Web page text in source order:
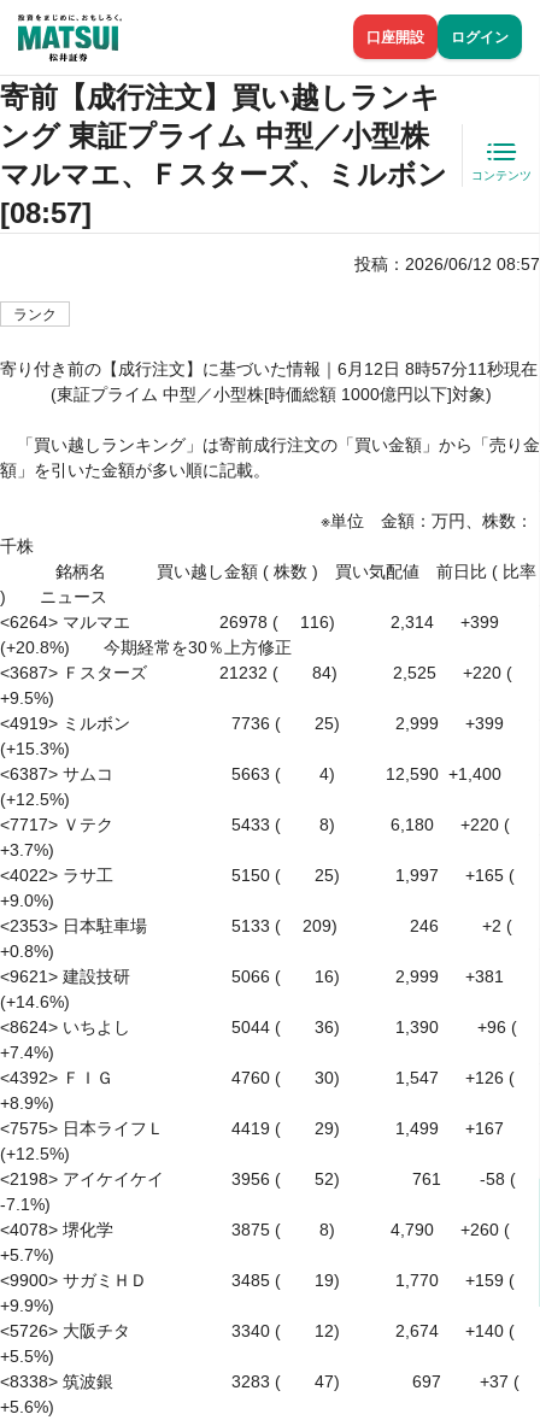
口座開設 ログイン
寄前【成行注文】買い越しランキ
ング 東証プライム 中型／小型株
マルマエ、Ｆスターズ、ミルボン
[08:57]
コンテンツ
投稿： 2026/06/12 08:57
ランク
寄り付き前の【成行注文】に基づいた情報｜6月12日 8時57分11秒現在
(東証プライム 中型／小型株[時価総額 1000億円以下]対象)
「買い越しランキング」は寄前成行注文の「買い金額」から「売り金
額」を引いた金額が多い順に記載。
※単位　金額：万円、株数：
千株
銘柄名　　　買い越し金額 ( 株数 )　買い気配値　前日比 ( 比率
)　　ニュース
<6264> マルマエ　　　　　 26978 (　 116)　　　 2,314 　 +399
(+20.8%)　　今期経常を30％上方修正
<3687> Ｆスターズ　　　　 21232 (　　84)　　　 2,525 　 +220 (
+9.5%)
<4919> ミルボン　　　　　　7736 (　　25)　　　 2,999 　 +399
(+15.3%)
<6387> サムコ　　　　　　　5663 (　　 4)　　　12,590  +1,400
(+12.5%)
<7717> Ｖテク　　　　　　　5433 (　　 8)　　　 6,180 　 +220 (
+3.7%)
<4022> ラサ工　　　　　　　5150 (　　25)　　　 1,997 　 +165 (
+9.0%)
<2353> 日本駐車場　　　　　5133 (　 209)　　　　 246 　　 +2 (
+0.8%)
<9621> 建設技研　　　　　　5066 (　　16)　　　 2,999 　 +381
(+14.6%)
<8624> いちよし　　　　　　5044 (　　36)　　　 1,390　　 +96 (
+7.4%)
<4392> ＦＩＧ　　　　　　　4760 (　　30)　　　 1,547 　 +126 (
+8.9%)
<7575> 日本ライフＬ　　　　4419 (　　29)　　　 1,499 　 +167
(+12.5%)
<2198> アイケイケイ　　　　3956 (　　52)　　　　 761　　 -58 (
-7.1%)
<4078> 堺化学　　　　　　　3875 (　　 8)　　　 4,790 　 +260 (
+5.7%)
<9900> サガミＨＤ　　　　　3485 (　　19)　　　 1,770 　 +159 (
+9.9%)
<5726> 大阪チタ　　　　　　3340 (　　12)　　　 2,674 　 +140 (
+5.5%)
<8338> 筑波銀　　　　　　　3283 (　　47)　　　　 697　　 +37 (
+5.6%)